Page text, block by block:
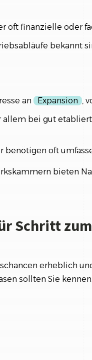
oft finanzielle oder
bekannt
an Expansion ,
allem bei gut
benötigen oft
bieten
Schritt zum
erheblich
sollten Sie kennen: